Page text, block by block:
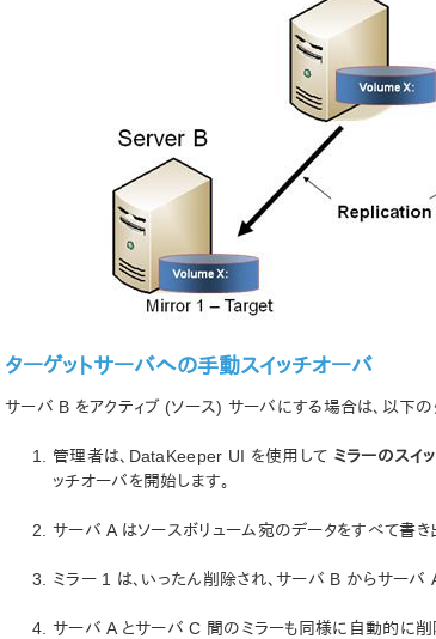
ターゲットサーバへの手動スイッチオーバ
サーバ B をアクティブ (ソース) サーバにする場合は、以下
管理者は、DataKeeper UI を使用して ミラーのスイ
ッチオーバを開始します。
サーバ A はソースボリューム宛のデータをすべて書き
ミラー 1 は、いったん削除され、サーバ B からサーバ
サーバ A とサーバ C 間のミラーも同様に自動的に